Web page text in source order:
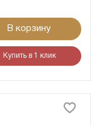
В корзину
Купить в 1 клик